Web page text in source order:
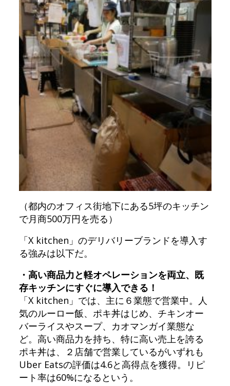
（都内のオフィス街地下にある5坪のキッチン
で月商500万円を売る）
「X kitchen」のデリバリーブランドを導入す
る強みは以下だ。
・高い商品力と軽オペレーションを両立、既
存キッチンにすぐに導入できる！
「X kitchen」では、主に６業態で営業中。人
気のルーロー飯、ポキ丼はじめ、チキンオー
バーライスやスープ、カオマンガイ業態な
ど。高い商品力を持ち、特に高い売上を誇る
ポキ丼は、２店舗で営業しているがいずれも
Uber Eatsの評価は4.6と高得点を獲得。リピ
ート率は60%になるという。